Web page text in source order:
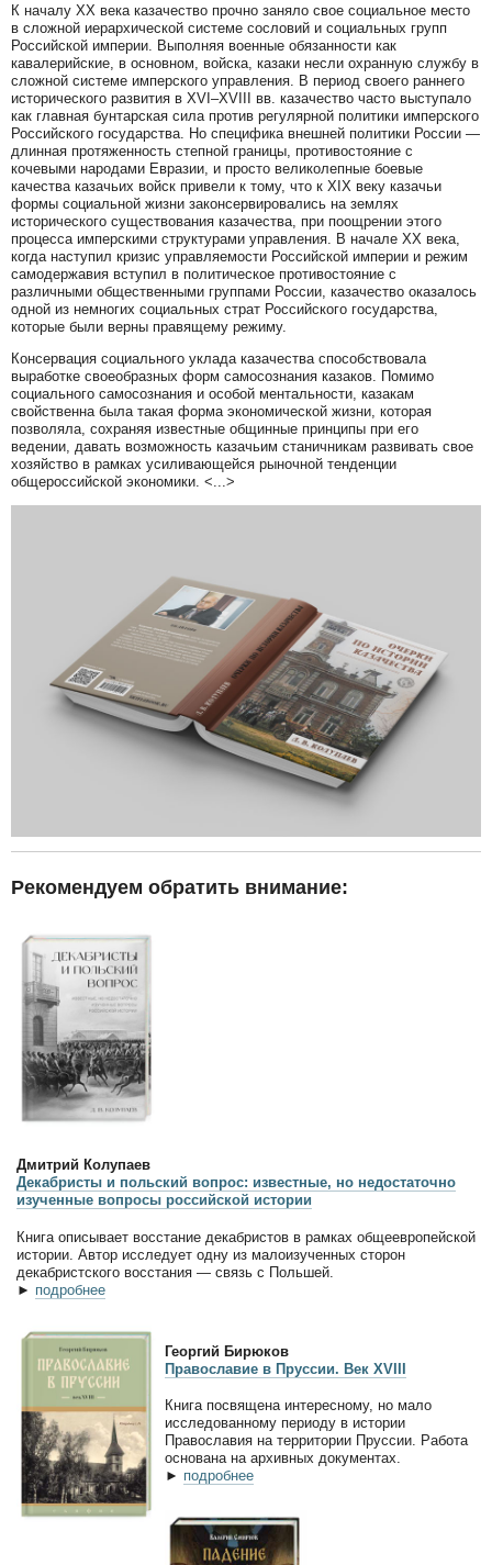
К началу XX века казачество прочно заняло свое социальное место
в сложной иерархической системе сословий и социальных групп
Российской империи. Выполняя военные обязанности как
кавалерийские, в основном, войска, казаки несли охранную службу в
сложной системе имперского управления. В период своего раннего
исторического развития в XVI–XVIII вв. казачество часто выступало
как главная бунтарская сила против регулярной политики имперского
Российского государства. Но специфика внешней политики России —
длинная протяженность степной границы, противостояние с
кочевыми народами Евразии, и просто великолепные боевые
качества казачьих войск привели к тому, что к XIX веку казачьи
формы социальной жизни законсервировались на землях
исторического существования казачества, при поощрении этого
процесса имперскими структурами управления. В начале XX века,
когда наступил кризис управляемости Российской империи и режим
самодержавия вступил в политическое противостояние с
различными общественными группами России, казачество оказалось
одной из немногих социальных страт Российского государства,
которые были верны правящему режиму.
Консервация социального уклада казачества способствовала
выработке своеобразных форм самосознания казаков. Помимо
социального самосознания и особой ментальности, казакам
свойственна была такая форма экономической жизни, которая
позволяла, сохраняя известные общинные принципы при его
ведении, давать возможность казачьим станичникам развивать свое
хозяйство в рамках усиливающейся рыночной тенденции
общероссийской экономики. <...>
Рекомендуем обратить внимание:
Дмитрий Колупаев
Декабристы и польский вопрос: известные, но недостаточно
изученные вопросы российской истории
Книга описывает восстание декабристов в рамках общеевропейской
истории. Автор исследует одну из малоизученных сторон
декабристского восстания — связь с Польшей.
► подробнее
Георгий Бирюков
Православие в Пруссии. Век XVIII
Книга посвящена интересному, но мало
исследованному периоду в истории
Православия на территории Пруссии. Работа
основана на архивных документах.
► подробнее